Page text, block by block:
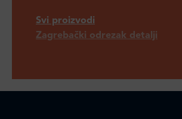
Svi proizvodi
Zagrebački odrezak detalji